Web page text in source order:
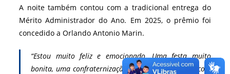
A noite também contou com a tradicional entrega do
Mérito Administrador do Ano. Em 2025, o prêmio foi
concedido a Orlando Antonio Marin.
“Estou muito feliz e emocionado. Uma festa muito
bonita, uma confraternização enorme, juntamente com